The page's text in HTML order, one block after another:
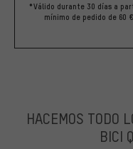
*Válido durante 30 días a
mínimo de pedido de 60
HACEMOS TODO
BICI